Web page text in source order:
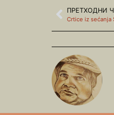
ПРЕТХОДНИ
Crtice iz sećanja